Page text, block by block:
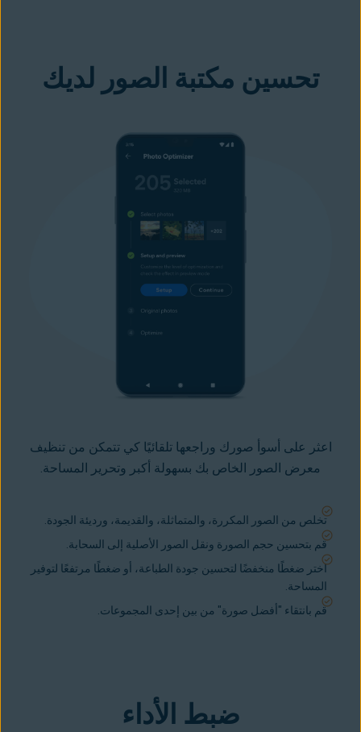
تحسين مكتبة الصور لديك
اعثر على أسوأ صورك وراجعها تلقائيًا كي تتمكن من تنظيف
معرض الصور الخاص بك بسهولة أكبر وتحرير المساحة.
تخلص من الصور المكررة، والمتماثلة، والقديمة، ورديئة الجودة.
قم بتحسين حجم الصورة ونقل الصور الأصلية إلى السحابة.
اختر ضغطًا منخفضًا لتحسين جودة الطباعة، أو ضغطًا مرتفعًا لتوفير
المساحة.
قم بانتقاء "أفضل صورة" من بين إحدى المجموعات.
ضبط الأداء